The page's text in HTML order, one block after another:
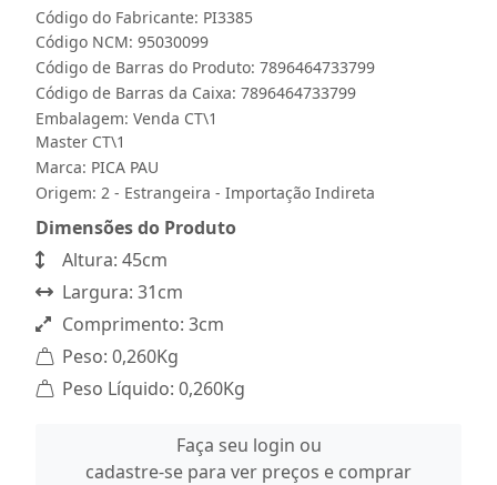
Código do Fabricante: PI3385
Código NCM: 95030099
Código de Barras do Produto: 7896464733799
Código de Barras da Caixa: 7896464733799
Embalagem: Venda CT\1
Master CT\1
Marca: PICA PAU
Origem: 2 - Estrangeira - Importação Indireta
Dimensões do Produto
Altura: 45cm
Largura: 31cm
Comprimento: 3cm
Peso: 0,260Kg
Peso Líquido: 0,260Kg
Faça seu login ou
cadastre-se para ver preços e comprar